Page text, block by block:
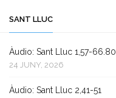
SANT LLUC
Àudio: Sant Lluc 1,57-66.80
24 JUNY, 2026
Àudio: Sant Lluc 2,41-51